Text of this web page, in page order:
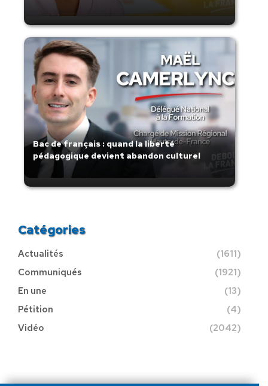
Bac de français : quand la liberté
pédagogique devient abandon culturel
Catégories
Actualités
(1611)
Communiqués
(1921)
En une
(13)
Pétition
(4)
Vidéo
(2042)